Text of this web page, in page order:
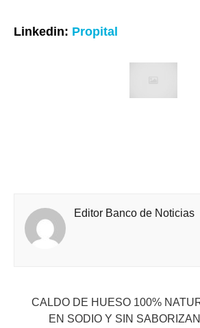
Linkedin: Propital
Editor Banco de Noticias
CALDO DE HUESO 100%
EN SODIO Y SIN